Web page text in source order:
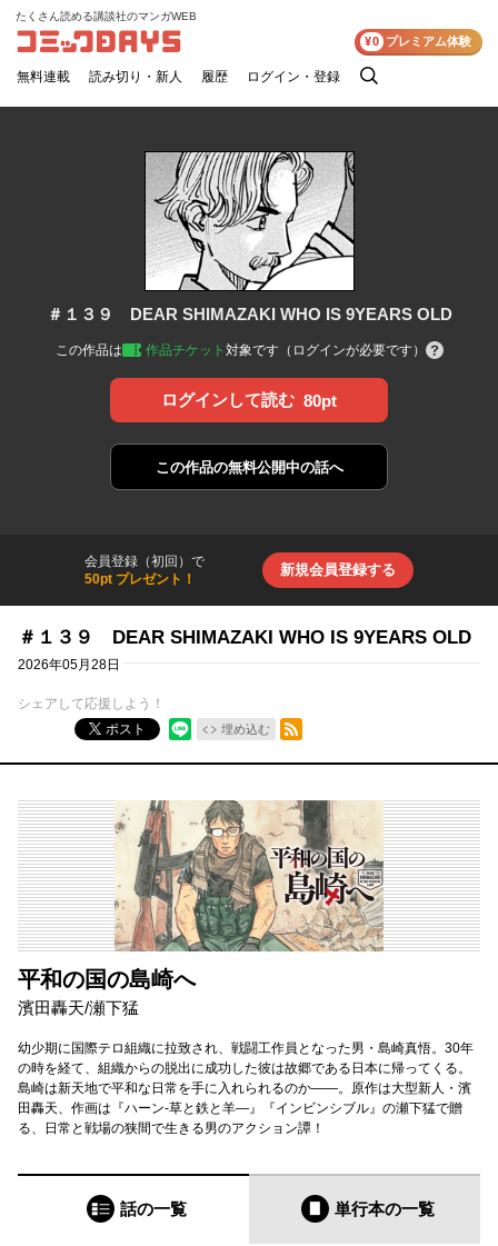
コミックDAYS
たくさん読める講談社のマンガWEB
無料連載 読み切り・新人 履歴 ログイン・登録
検
¥0 プレミアム体験
＃１３９ DEAR SHIMAZAKI WHO IS 9YEARS OLD
この作品は 作品チケット 対象です（ログインが必要です）
ログインして読む 80pt
この作品の無料公開中の話へ
会員登録（初回）で
50pt プレゼント！
新規会員登録する
＃１３９ DEAR SHIMAZAKI WHO IS 9YEARS OLD
2026年05月28日
シェアして応援しよう！
ポスト
埋め込む
RSSフィード
平和の国の島崎へ
濱田轟天/瀬下猛
幼少期に国際テロ組織に拉致され、戦闘工作員となった男・島崎真悟。30年
の時を経て、組織からの脱出に成功した彼は故郷である日本に帰ってくる。
島崎は新天地で平和な日常を手に入れられるのか――。原作は大型新人・濱
田轟天、作画は『ハーン‐草と鉄と羊—』『インビンシブル』の瀬下猛で贈
る、日常と戦場の狭間で生きる男のアクション譚！
話の一覧 単行本の一覧